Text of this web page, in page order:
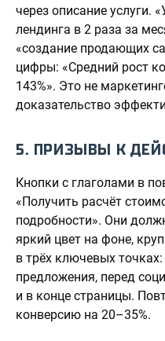
через описание услуги.
лендинга в 2 раза за
«создание продающих
цифры: «Средний рост
143%». Это не
доказательство
5. ПРИЗЫВЫ К
Кнопки с глаголами в
«Получить расчёт
подробности». Они
яркий цвет на фоне,
в трёх ключевых
предложения, перед
и в конце страницы.
конверсию на 20–35%.